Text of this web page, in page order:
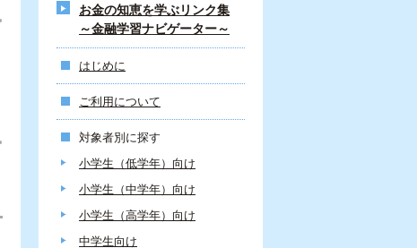
お金の知恵を学ぶリンク集
～金融学習ナビゲーター～
はじめに
ご利用について
対象者別に探す
小学生（低学年）向け
小学生（中学年）向け
小学生（高学年）向け
中学生向け